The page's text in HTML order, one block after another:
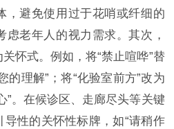
，避免使用过于花哨或纤细的
老年人的视力需求。其次，
怀式。例如，将“禁止喧哗”替
的理解”；将“化验室前方”改为
”。在候诊区、走廊尽头等关键
性的关怀性标牌，如“请稍作